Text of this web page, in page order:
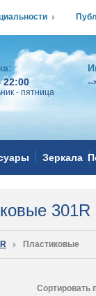
- пятница
--
Зеркала
301R
Пластиковые
Сортировать